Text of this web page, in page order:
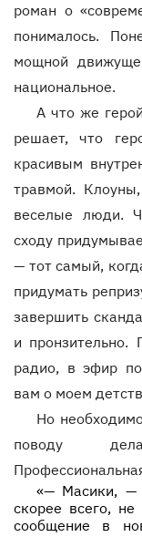
роман о
понималось.
мощной
национальное.
А что же
решает, что
красивым
травмой.
веселые люди.
сходу
— тот самый,
придумать
завершить
и пронзительно.
радио, в эфир
вам о моем
Но
поводу
«— Масики, —
скорее всего,
сообщение в